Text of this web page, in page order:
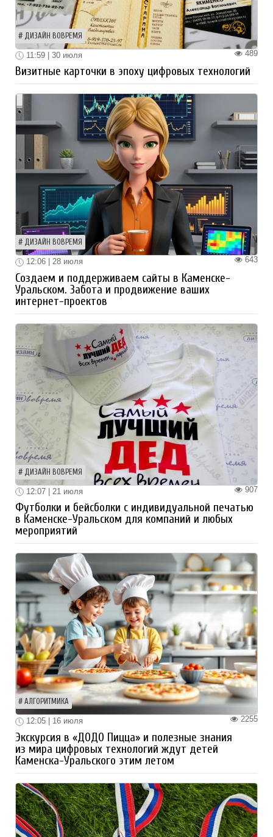
ДИЗАЙН ВОВРЕМЯ
489
11:59 | 30 июля
Визитные карточки в эпоху цифровых технологий
ДИЗАЙН ВОВРЕМЯ
643
12:06 | 28 июля
Создаем и поддерживаем сайты в Каменске-
Уральском. Забота и продвижение ваших
интернет-проектов
ДИЗАЙН ВОВРЕМЯ
907
12:07 | 21 июля
Футболки и бейсболки с индивидуальной печатью
в Каменске-Уральском для компаний и любых
мероприятий
АЛГОРИТМИКА
2255
12:05 | 16 июля
Экскурсия в «ДОДО Пицца» и полезные знания
из мира цифровых технологий ждут детей
Каменска-Уральского этим летом